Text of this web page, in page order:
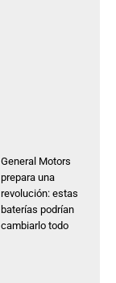
General Motors
prepara una
revolución: estas
baterías podrían
cambiarlo todo